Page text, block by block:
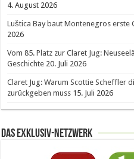
4. August 2026
Luštica Bay baut Montenegros erste
2026
Vom 85. Platz zur Claret Jug:
Geschichte 20. Juli 2026
Claret Jug: Warum Scottie Scheffler
zurückgeben muss 15. Juli 2026
Das Exklusiv-Netzwerk